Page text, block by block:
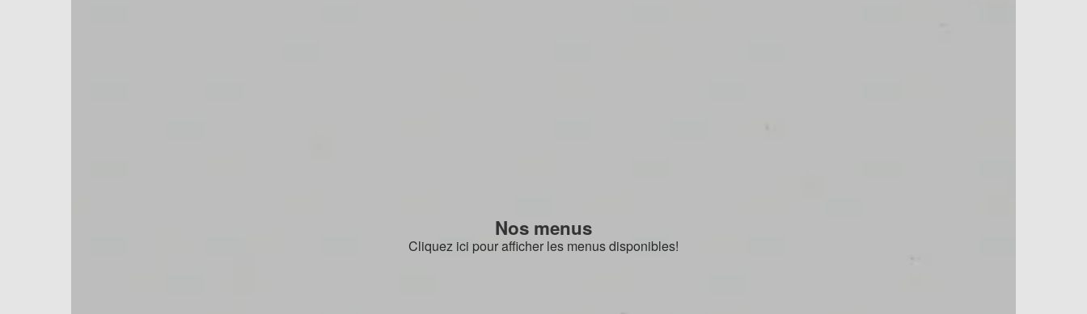
Nos menus
Cliquez ici pour afficher les menus disponibles!